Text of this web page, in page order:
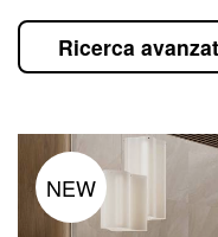
Ricerca
NEW